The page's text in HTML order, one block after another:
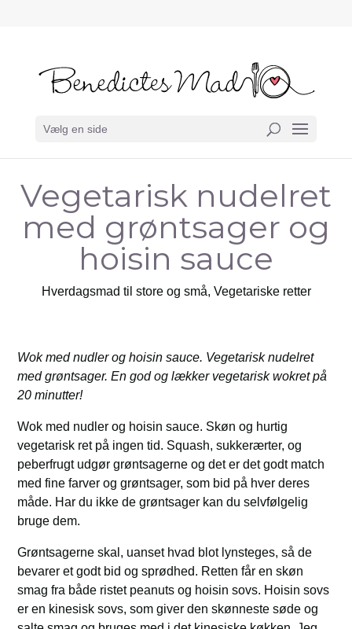
Vælg en side
Vegetarisk nudelret
med grøntsager og
hoisin sauce
Hverdagsmad til store og små, Vegetariske retter
Wok med nudler og hoisin sauce. Vegetarisk nudelret
med grøntsager. En god og lækker vegetarisk wokret på
20 minutter!
Wok med nudler og hoisin sauce. Skøn og hurtig
vegetarisk ret på ingen tid. Squash, sukkerærter, og
peberfrugt udgør grøntsagerne og det er det godt match
med fine farver og grøntsager, som bid på hver deres
måde. Har du ikke de grøntsager kan du selvfølgelig
bruge dem.
Grøntsagerne skal, uanset hvad blot lynsteges, så de
bevarer et godt bid og sprødhed. Retten får en skøn
smag fra både ristet peanuts og hoisin sovs. Hoisin sovs
er en kinesisk sovs, som giver den skønneste søde og